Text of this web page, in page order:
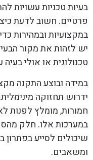
בעיות טכניות עשויות
פרטיים. חשוב לדעת
במקצועיות ובמהירות
יש לזהות את מקור
טכנולוגית או אולי
במידה ובוצע התקנה
ידרוש תחזוקה
חמורות, מומלץ לפנות
במערכות אלו. חלק
שיכולים לסייע בפתרון
ומשאבים.